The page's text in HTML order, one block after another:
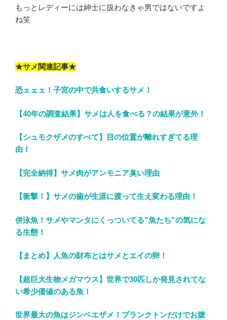
もっとレディーには紳士に扱わなきゃ男ではないですよ
ね笑
★サメ関連記事★
恐ェェェ！子宮の中で共食いするサメ！
【40年の調査結果】サメは人を食べる？の結果が意外！
【シュモクザメのすべて】目の位置が離れすぎてる理
由！
【完全納得】サメ肉がアンモニア臭い理由
【衝撃！】サメの歯が生涯に渡って生え変わる理由！
併泳魚！サメやマンタにくっついてる”魚たち”の気にな
る生態！
【まとめ】人魚の財布とはサメとエイの卵！
【超巨大生物メガマウス】世界で30匹しか発見されてな
い希少価値のある魚！
世界最大の魚はジンベエザメ！プランクトンだけでお腹